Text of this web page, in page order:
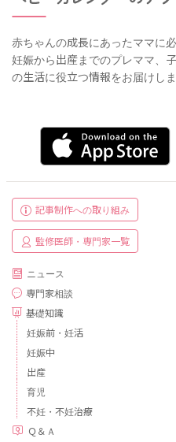
赤ちゃんの成長にあったママに
妊娠から出産までのプレママ、
の生活に役立つ情報をお届けしま
記事制作への取り組み
監修医師・専門家一覧
ニュース
専門家相談
基礎知識
妊娠前・妊活
妊娠中
出産
育児
不妊・不妊治療
Ｑ＆Ａ